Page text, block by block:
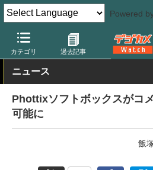
Powered
カテゴリ 過去記事
デジカメ Watch 撮影用品 ストロボ
ニュース
Phottixソフトボックスがコ
可能に
飯